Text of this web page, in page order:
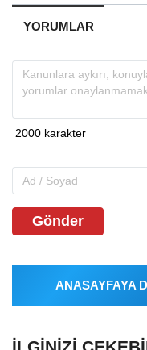
YORUMLAR
Gönder
ANASAYFAYA
İLGINIZI